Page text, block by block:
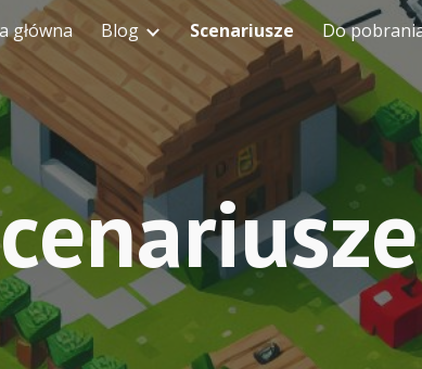
content Skip to
główna Blog Scenariusze Do